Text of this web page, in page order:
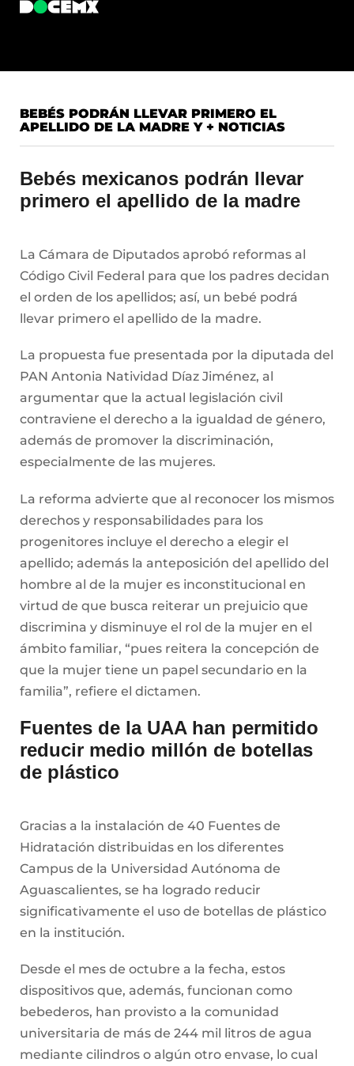
BEBÉS PODRÁN LLEVAR PRIMERO EL
APELLIDO DE LA MADRE Y + NOTICIAS
Bebés mexicanos podrán llevar
primero el apellido de la madre
La Cámara de Diputados aprobó reformas al
Código Civil Federal para que los padres decidan
el orden de los apellidos; así, un bebé podrá
llevar primero el apellido de la madre.
La propuesta fue presentada por la diputada del
PAN Antonia Natividad Díaz Jiménez, al
argumentar que la actual legislación civil
contraviene el derecho a la igualdad de género,
además de promover la discriminación,
especialmente de las mujeres.
La reforma advierte que al reconocer los mismos
derechos y responsabilidades para los
progenitores incluye el derecho a elegir el
apellido; además la anteposición del apellido del
hombre al de la mujer es inconstitucional en
virtud de que busca reiterar un prejuicio que
discrimina y disminuye el rol de la mujer en el
ámbito familiar, “pues reitera la concepción de
que la mujer tiene un papel secundario en la
familia”, refiere el dictamen.
Fuentes de la UAA han permitido
reducir medio millón de botellas
de plástico
Gracias a la instalación de 40 Fuentes de
Hidratación distribuidas en los diferentes
Campus de la Universidad Autónoma de
Aguascalientes, se ha logrado reducir
significativamente el uso de botellas de plástico
en la institución.
Desde el mes de octubre a la fecha, estos
dispositivos que, además, funcionan como
bebederos, han provisto a la comunidad
universitaria de más de 244 mil litros de agua
mediante cilindros o algún otro envase, lo cual